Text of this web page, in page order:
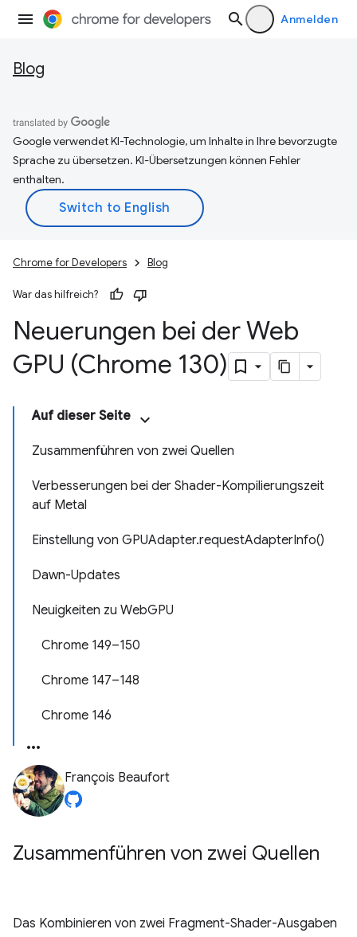
Anmelden
Blog
Google verwendet KI-Technologie, um Inhalte in Ihre bevorzugte
Sprache zu übersetzen. KI-Übersetzungen können Fehler
enthalten.
Chrome for Developers Blog
War das hilfreich?
Neuerungen bei der Web
GPU (Chrome 130)
Auf dieser Seite
Zusammenführen von zwei Quellen
Verbesserungen bei der Shader-Kompilierungszeit
auf Metal
Einstellung von GPUAdapter.requestAdapterInfo()
Dawn-Updates
Neuigkeiten zu WebGPU
Chrome 149–150
Chrome 147–148
Chrome 146
François Beaufort
Zusammenführen von zwei Quellen
Das Kombinieren von zwei Fragment-Shader-Ausgaben